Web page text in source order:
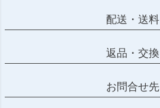
配送・送料
返品・交換
お問合せ先